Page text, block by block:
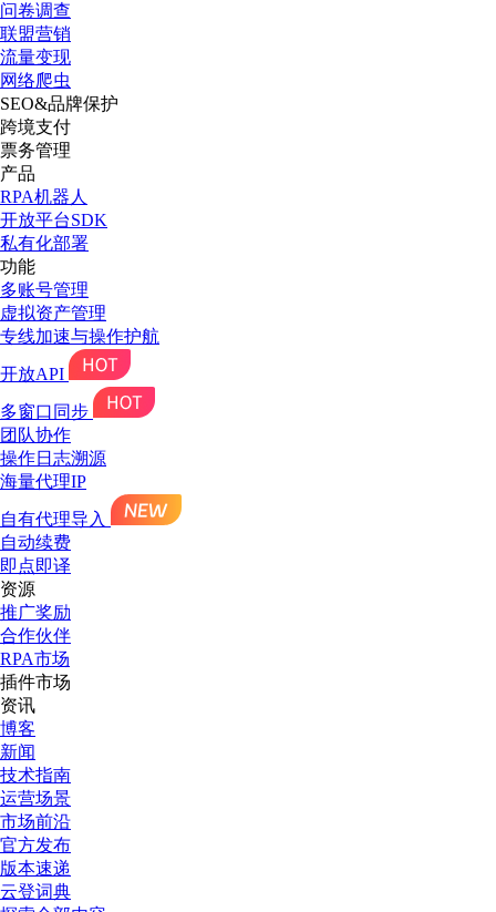
问卷调查
联盟营销
流量变现
网络爬虫
SEO&品牌保护
跨境支付
票务管理
产品
RPA机器人
开放平台SDK
私有化部署
功能
多账号管理
虚拟资产管理
专线加速与操作护航
开放API
多窗口同步
团队协作
操作日志溯源
海量代理IP
自有代理导入
自动续费
即点即译
资源
推广奖励
合作伙伴
RPA市场
插件市场
资讯
博客
新闻
技术指南
运营场景
市场前沿
官方发布
版本速递
云登词典